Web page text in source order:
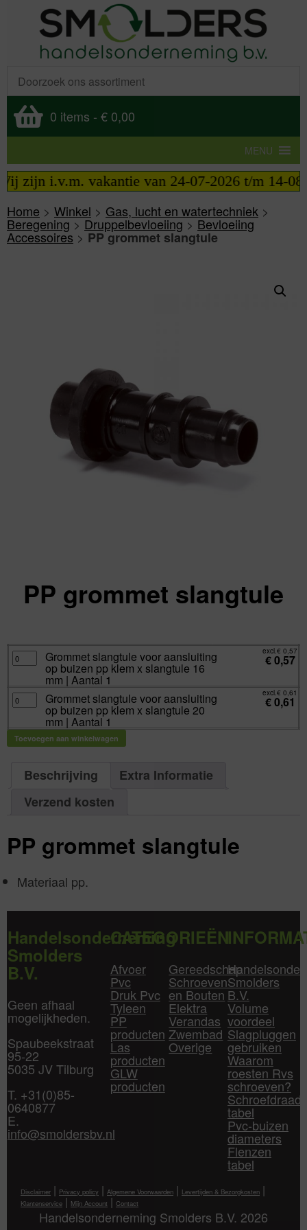
0 items - € 0,00
MENU
i.v.m. vakantie van 24-07-2026 t/m 14-08-
Home > Winkel > Gas, lucht en watertechniek >
Beregening>Druppelbevloeiing>Bevloeiing
Accessoires >PP grommet slangtule
PP grommet slangtule
Grommet
slangtule
voor
aansluiting
buizen
pp
klem
16
mm
Grommet slangtule voor aansluiting
op buizen pp klem x slangtule 16
mm | Aantal 1
excl.€ 0,57
€0,57
Grommet
slangtule
voor
aansluiting
buizen
pp
klem
aantal
Grommet slangtule voor aansluiting
op buizen pp klem x slangtule 20
mm | Aantal 1
excl.€ 0,61
€0,61
Toevoegen aan winkelwagen
Beschrijving
Extra Informatie
Verzend kosten
PP grommet slangtule
Materiaal pp.
Handelsonderneming
Smolders
B.V.
Geen afhaal
mogelijkheden.
Spaubeekstraat
95-22
5035 JV Tilburg
T. +31(0)85-
0640877
E.
info@smoldersbv.nl
CATEGORIEËN
Afvoer
Pvc
Druk Pvc
Tyleen
PP
producten
Las
producten
GLW
producten
Gereedschap
Schroeven
en Bouten
Elektra
Verandas
Zwembad
Overige
Smolders
B.V.
Volume
voordeel
Slagpluggen
gebruiken
Waarom
roesten Rvs
schroeven?
Schroefdraad
tabel
Pvc-buizen
diameters
Flenzen
tabel
Disclaimer | Privacy policy | Algemene Voorwaarden | Levertijden & Bezorgkosten |
Klantenservice | Mijn Account | Contact
Handelsonderneming Smolders B.V. 2026